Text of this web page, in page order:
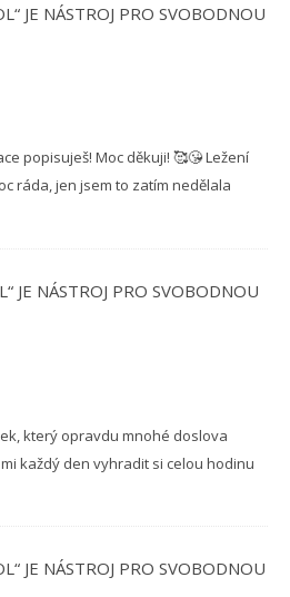
JE NÁSTROJ PRO SVOBODNOU
popisuješ! Moc děkuji! 🥰😘 Ležení
ráda, jen jsem to zatím nedělala
JE NÁSTROJ PRO SVOBODNOU
který opravdu mnohé doslova
každý den vyhradit si celou hodinu
JE NÁSTROJ PRO SVOBODNOU